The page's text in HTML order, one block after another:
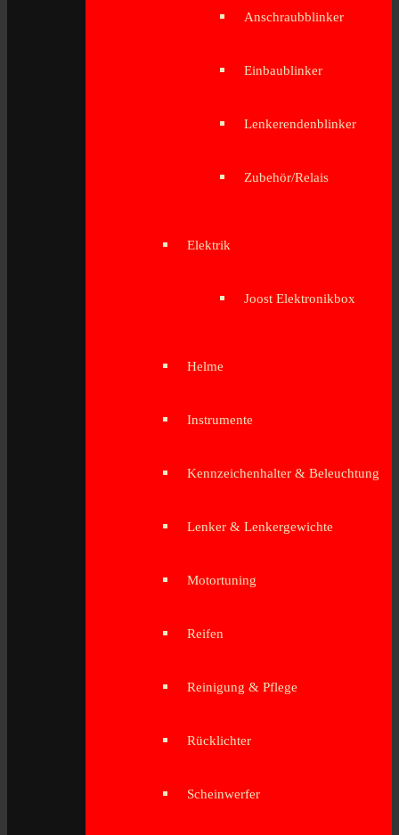
Anschraubblinker
Einbaublinker
Lenkerendenblinker
Zubehör/Relais
Elektrik
Joost Elektronikbox
Helme
Instrumente
Kennzeichenhalter & Beleuchtung
Lenker & Lenkergewichte
Motortuning
Reifen
Reinigung & Pflege
Rücklichter
Scheinwerfer